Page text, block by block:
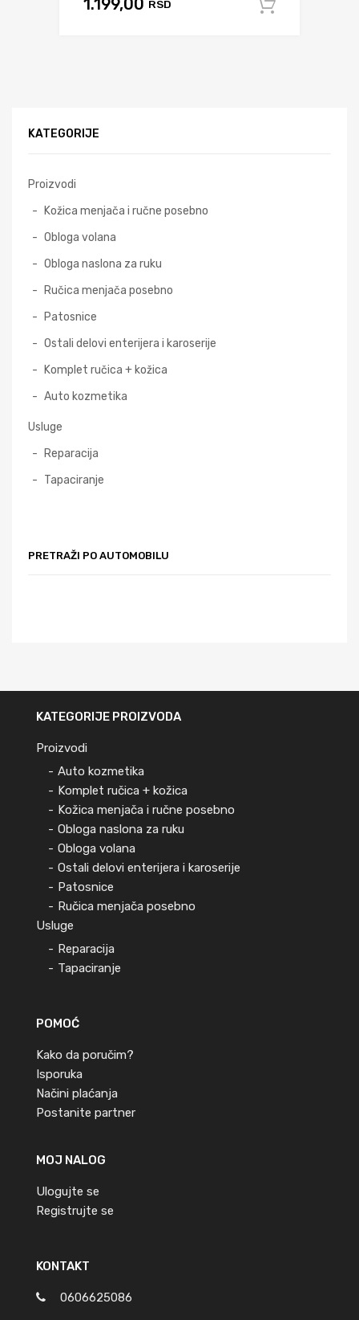
1.199,00 RSD
KATEGORIJE
Proizvodi
Kožica menjača i ručne posebno
Obloga volana
Obloga naslona za ruku
Ručica menjača posebno
Patosnice
Ostali delovi enterijera i karoserije
Komplet ručica + kožica
Auto kozmetika
Usluge
Reparacija
Tapaciranje
PRETRAŽI PO AUTOMOBILU
KATEGORIJE PROIZVODA
Proizvodi
Auto kozmetika
Komplet ručica + kožica
Kožica menjača i ručne posebno
Obloga naslona za ruku
Obloga volana
Ostali delovi enterijera i karoserije
Patosnice
Ručica menjača posebno
Usluge
Reparacija
Tapaciranje
POMOĆ
Kako da poručim?
Isporuka
Načini plaćanja
Postanite partner
MOJ NALOG
Ulogujte se
Registrujte se
KONTAKT
0606625086